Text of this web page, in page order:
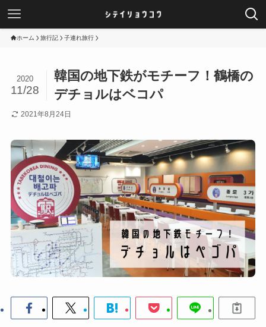
ホーム 旅行記 子連れ旅行
韓国の地下鉄がモチーフ！鶴橋の
デチョルはベコパ
2020
11/28
2021年8月24日